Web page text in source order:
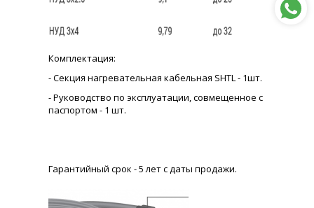
Комплектация:
- Секция нагревательная кабельная SHTL - 1шт.
- Руководство по эксплуатации, совмещенное с
паспортом - 1 шт.
Гарантийный срок - 5 лет с даты продажи.